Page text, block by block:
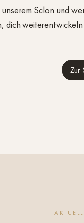
Salon und
dich
Zur